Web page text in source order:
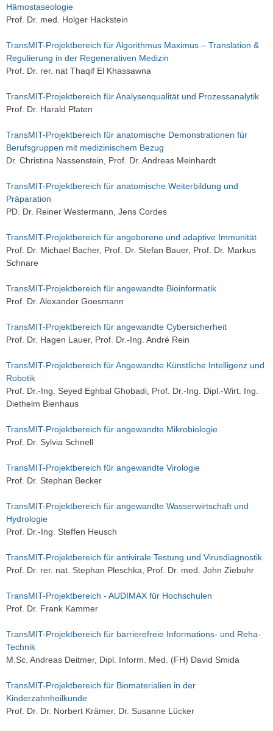
Hämostaseologie
Prof. Dr. med. Holger Hackstein
TransMIT-Projektbereich für Algorithmus Maximus – Translation &
Regulierung in der Regenerativen Medizin
Prof. Dr. rer. nat Thaqif El Khassawna
TransMIT-Projektbereich für Analysenqualität und Prozessanalytik
Prof. Dr. Harald Platen
TransMIT-Projektbereich für anatomische Demonstrationen für
Berufsgruppen mit medizinischem Bezug
Dr. Christina Nassenstein, Prof. Dr. Andreas Meinhardt
TransMIT-Projektbereich für anatomische Weiterbildung und
Präparation
PD. Dr. Reiner Westermann, Jens Cordes
TransMIT-Projektbereich für angeborene und adaptive Immunität
Prof. Dr. Michael Bacher, Prof. Dr. Stefan Bauer, Prof. Dr. Markus
Schnare
TransMIT-Projektbereich für angewandte Bioinformatik
Prof. Dr. Alexander Goesmann
TransMIT-Projektbereich für angewandte Cybersicherheit
Prof. Dr. Hagen Lauer, Prof. Dr.-Ing. André Rein
TransMIT-Projektbereich für Angewandte Künstliche Intelligenz und
Robotik
Prof. Dr.-Ing. Seyed Eghbal Ghobadi, Prof. Dr.-Ing. Dipl.-Wirt. Ing.
Diethelm Bienhaus
TransMIT-Projektbereich für angewandte Mikrobiologie
Prof. Dr. Sylvia Schnell
TransMIT-Projektbereich für angewandte Virologie
Prof. Dr. Stephan Becker
TransMIT-Projektbereich für angewandte Wasserwirtschaft und
Hydrologie
Prof. Dr.-Ing. Steffen Heusch
TransMIT-Projektbereich für antivirale Testung und Virusdiagnostik
Prof. Dr. rer. nat. Stephan Pleschka, Prof. Dr. med. John Ziebuhr
TransMIT-Projektbereich - AUDIMAX für Hochschulen
Prof. Dr. Frank Kammer
TransMIT-Projektbereich für barrierefreie Informations- und Reha-
Technik
M.Sc. Andreas Deitmer, Dipl. Inform. Med. (FH) David Smida
TransMIT-Projektbereich für Biomaterialien in der
Kinderzahnheilkunde
Prof. Dr. Dr. Norbert Krämer, Dr. Susanne Lücker